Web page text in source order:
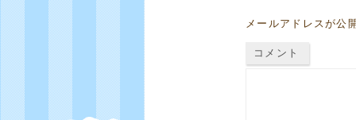
メールアドレスが公
コメント